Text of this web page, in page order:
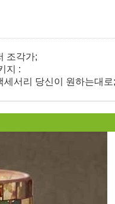
조각가;
지 :
세서리 당신이 원하는대로;